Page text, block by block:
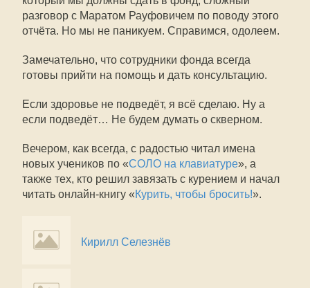
разговор с Маратом Рауфовичем по поводу этого
отчёта. Но мы не паникуем. Справимся, одолеем.
Замечательно, что сотрудники фонда всегда
готовы прийти на помощь и дать консультацию.
Если здоровье не подведёт, я всё сделаю. Ну а
если подведёт… Не будем думать о скверном.
Вечером, как всегда, с радостью читал имена
новых учеников по «СОЛО на клавиатуре», а
также тех, кто решил завязать с курением и начал
читать онлайн-книгу «Курить, чтобы бросить!».
Кирилл Селезнёв